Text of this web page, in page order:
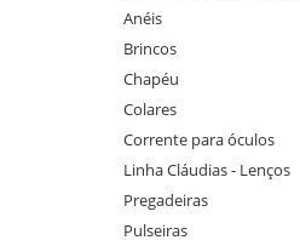
Anéis
Brincos
Chapéu
Colares
Corrente para óculos
Linha Cláudias - Lenços
Pregadeiras
Pulseiras